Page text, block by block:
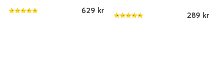
629 kr
289 kr